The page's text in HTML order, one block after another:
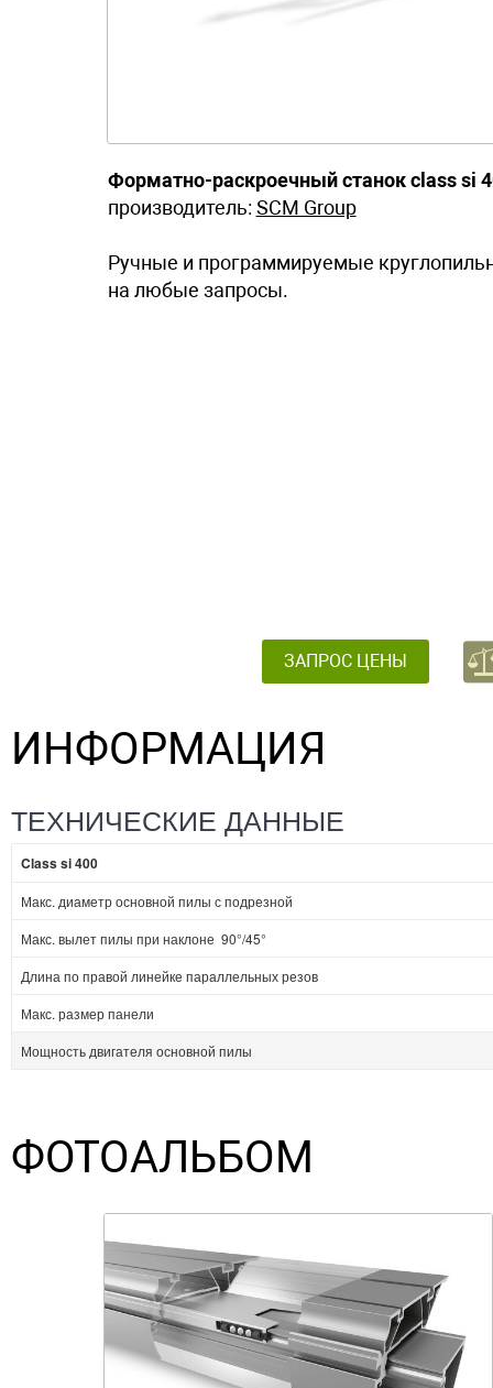
Форматно-раскроечный станок class si
производитель: SCM Group
Ручные и программируемые
на любые запросы.
ЗАПРОС ЦЕНЫ
ИНФОРМАЦИЯ
ТЕХНИЧЕСКИЕ ДАННЫЕ
Class si 400
Макс. диаметр основной пилы с подрезной
Макс. вылет пилы при наклоне 90°/45°
Длина по правой линейке параллельных резов
Макс. размер панели
Мощность двигателя основной пилы
ФОТОАЛЬБОМ